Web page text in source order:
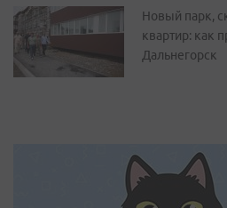
Новый парк,
квартир: как
Дальнегорск